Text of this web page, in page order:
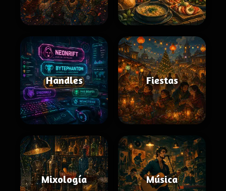
Handles Fiestas
Mixología Música